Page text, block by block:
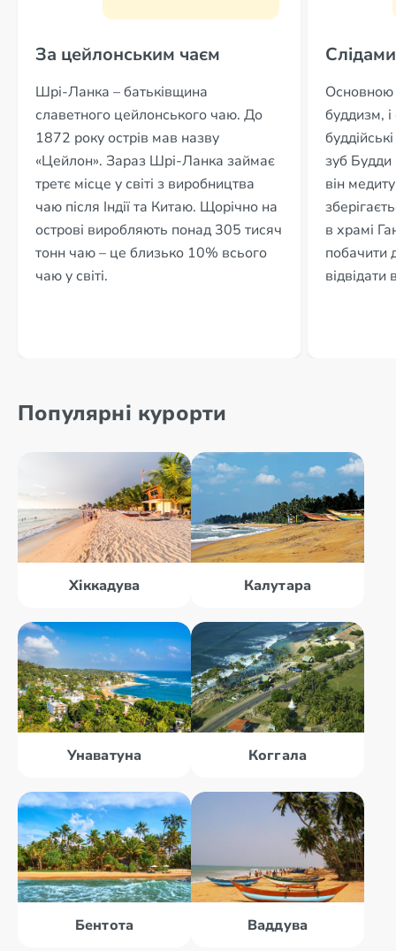
За цейлонським чаєм
Шрі-Ланка – батьківщина
славетного цейлонського чаю. До
1872 року острів мав назву
«Цейлон». Зараз Шрі-Ланка займає
третє місце у світі з виробництва
чаю після Індії та Китаю. Щорічно на
острові виробляють понад 305 тисяч
тонн чаю – це близько 10% всього
чаю у світі.
Основною
буддизм, і
зуб Будди
він
в храмі
побачити
Популярні курорти
Хіккадува Калутара
Унаватуна Коггала
Бентота Ваддува